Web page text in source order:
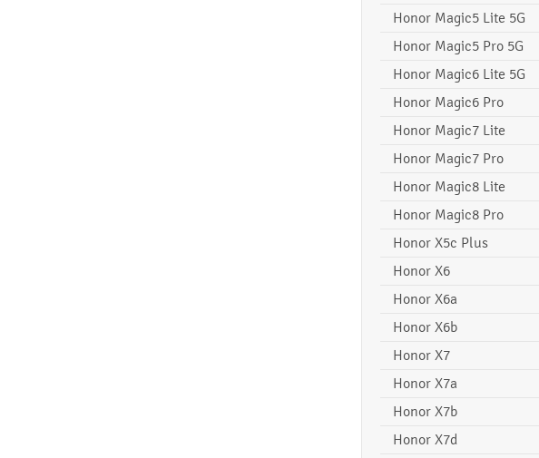
Honor Magic5 Lite 5G
Honor Magic5 Pro 5G
Honor Magic6 Lite 5G
Honor Magic6 Pro
Honor Magic7 Lite
Honor Magic7 Pro
Honor Magic8 Lite
Honor Magic8 Pro
Honor X5c Plus
Honor X6
Honor X6a
Honor X6b
Honor X7
Honor X7a
Honor X7b
Honor X7d